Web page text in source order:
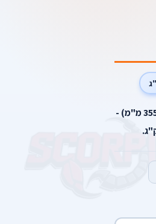
הספק: 2000W - מהירות סיבוב: 4,000 סל"ד - קוטר להב: "14 ( 355 מ"מ) -